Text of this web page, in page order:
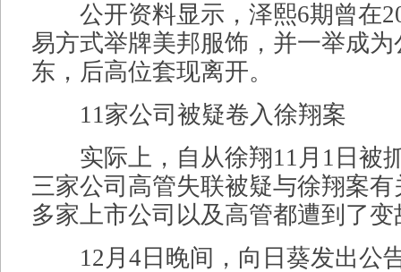
公开资料显示，泽熙6期曾在
易方式举牌美邦服饰，并一举成
东，后高位套现离开。
11家公司被疑卷入徐翔案
实际上，自从徐翔11月1日被
三家公司高管失联被疑与徐翔案
多家上市公司以及高管都遭到了变
12月4日晚间，向日葵发出公